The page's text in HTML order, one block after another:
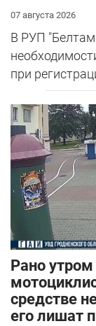
07 августа 2026
В РУП
при
Рано
средстве
его лишат